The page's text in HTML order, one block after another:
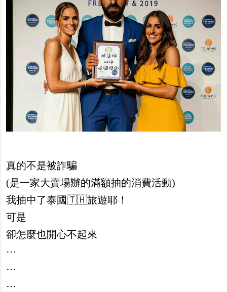
真的不是被詐騙
(是一家大賣場辦的滿額抽的消費活動)
我抽中了泰國🇹🇭旅遊耶！
可是
卻怎麼也開心不起來
⋯
⋯
⋯